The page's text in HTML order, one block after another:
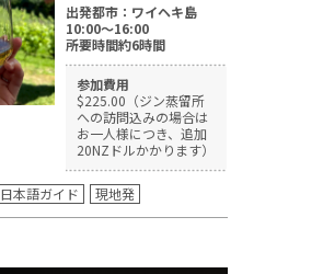
出発都市：ワイヘキ島
10:00～16:00
所要時間約6時間
参加費用
$225.00（ジン蒸留所
への訪問込みの場合は
お一人様につき、追加
20NZドルかかります）
日本語ガイド 現地発